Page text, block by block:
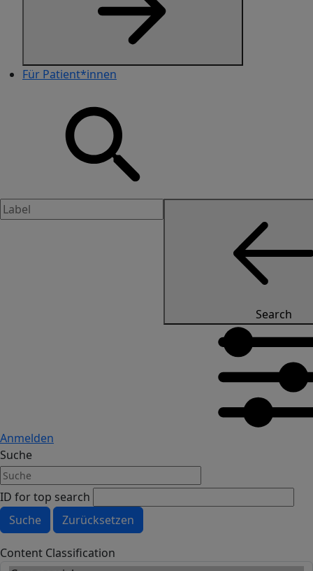
Für Patient*innen
Search
Anmelden
Suche
ID for top search
Content Classification